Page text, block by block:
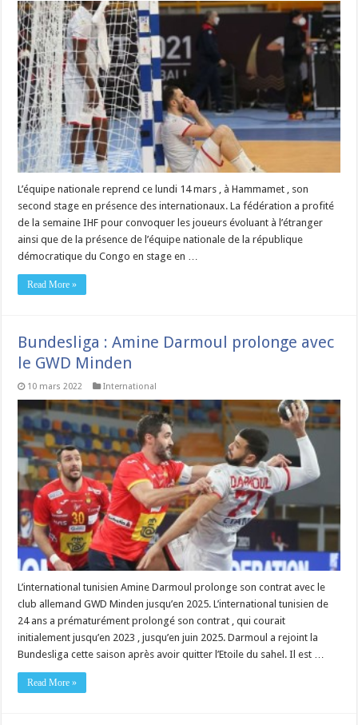
L’équipe nationale reprend ce lundi 14 mars , à Hammamet , son
second stage en présence des internationaux. La fédération a profité
de la semaine IHF pour convoquer les joueurs évoluant à l’étranger
ainsi que de la présence de l’équipe nationale de la république
démocratique du Congo en stage en …
Read More »
Bundesliga : Amine Darmoul prolonge avec
le GWD Minden
10 mars 2022 International
L’international tunisien Amine Darmoul prolonge son contrat avec le
club allemand GWD Minden jusqu’en 2025. L’international tunisien de
24 ans a prématurément prolongé son contrat , qui courait
initialement jusqu’en 2023 , jusqu’en juin 2025. Darmoul a rejoint la
Bundesliga cette saison après avoir quitter l’Etoile du sahel. Il est …
Read More »